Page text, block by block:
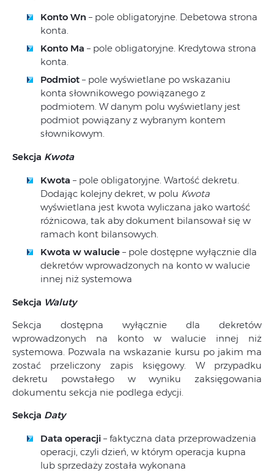
Konto Wn – pole obligatoryjne. Debetowa strona
konta.
Konto Ma – pole obligatoryjne. Kredytowa strona
konta.
Podmiot – pole wyświetlane po wskazaniu
konta słownikowego powiązanego z
podmiotem. W danym polu wyświetlany jest
podmiot powiązany z wybranym kontem
słownikowym.
Sekcja Kwota
Kwota – pole obligatoryjne. Wartość dekretu.
Dodając kolejny dekret, w polu Kwota
wyświetlana jest kwota wyliczana jako wartość
różnicowa, tak aby dokument bilansował się w
ramach kont bilansowych.
Kwota w walucie – pole dostępne wyłącznie dla
dekretów wprowadzonych na konto w walucie
innej niż systemowa
Sekcja Waluty
Sekcja dostępna wyłącznie dla dekretów
wprowadzonych na konto w walucie innej niż
systemowa. Pozwala na wskazanie kursu po jakim ma
zostać przeliczony zapis księgowy. W przypadku
dekretu powstałego w wyniku zaksięgowania
dokumentu sekcja nie podlega edycji.
Sekcja Daty
Data operacji – faktyczna data przeprowadzenia
operacji, czyli dzień, w którym operacja kupna
lub sprzedaży została wykonana